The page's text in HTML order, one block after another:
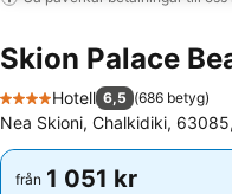
Skion Palace
4 Stjärnor
Hotell 6,5 (686 betyg)
Nea Skioni, Chalkidiki,
från 1 051 kr
från 1 051 kr